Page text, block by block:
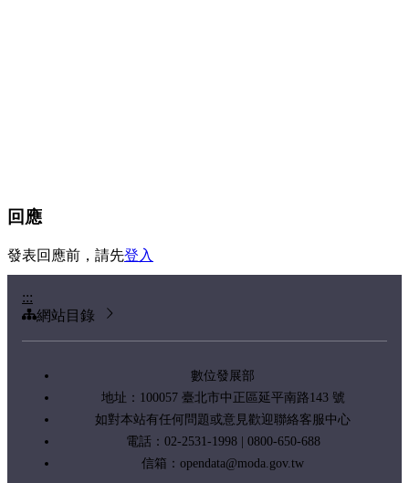
回應
發表回應前，請先登入
:::
網站目錄
數位發展部
地址：100057 臺北市中正區延平南路143 號
如對本站有任何問題或意見歡迎聯絡客服中心
電話：02-2531-1998 | 0800-650-688
信箱： opendata@moda.gov.tw